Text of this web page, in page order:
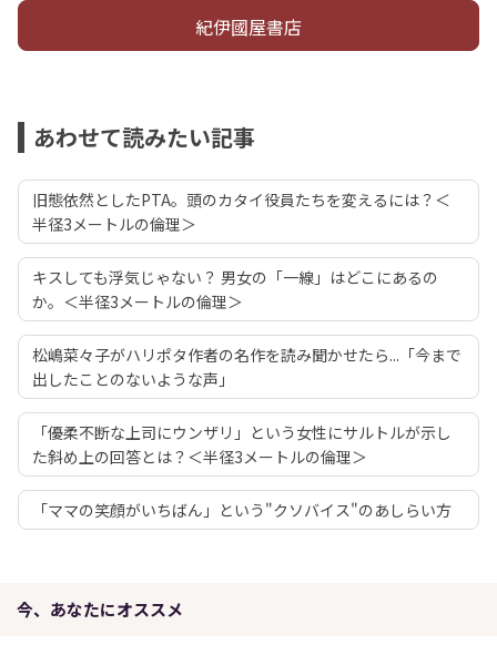
紀伊國屋書店
あわせて読みたい記事
旧態依然としたPTA。頭のカタイ役員たちを変えるには？＜
半径3メートルの倫理＞
キスしても浮気じゃない？ 男女の「一線」はどこにあるの
か。＜半径3メートルの倫理＞
松嶋菜々子がハリポタ作者の名作を読み聞かせたら...「今まで
出したことのないような声」
「優柔不断な上司にウンザリ」という女性にサルトルが示し
た斜め上の回答とは？＜半径3メートルの倫理＞
「ママの笑顔がいちばん」という"クソバイス"のあしらい方
今、あなたにオススメ